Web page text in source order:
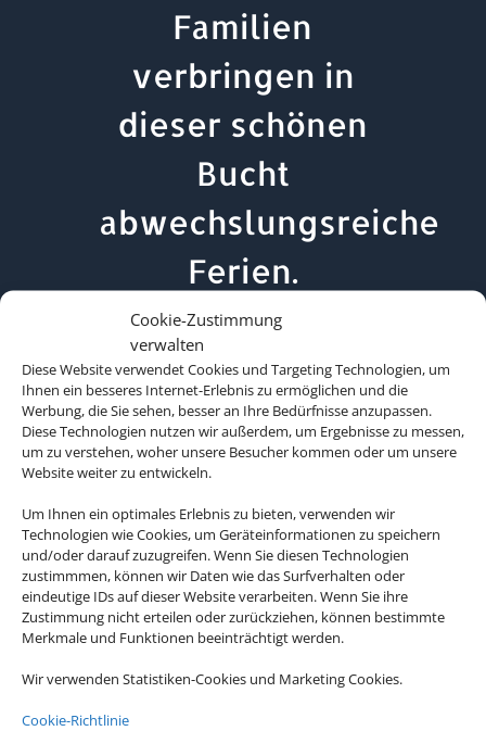
Cookie-Zustimmung
verwalten
Diese Website verwendet Cookies und Targeting Technologien, um
Ihnen ein besseres Internet-Erlebnis zu ermöglichen und die
Werbung, die Sie sehen, besser an Ihre Bedürfnisse anzupassen.
Diese Technologien nutzen wir außerdem, um Ergebnisse zu messen,
um zu verstehen, woher unsere Besucher kommen oder um unsere
Website weiter zu entwickeln.
Um Ihnen ein optimales Erlebnis zu bieten, verwenden wir
Technologien wie Cookies, um Geräteinformationen zu speichern
und/oder darauf zuzugreifen. Wenn Sie diesen Technologien
zustimmmen, können wir Daten wie das Surfverhalten oder
eindeutige IDs auf dieser Website verarbeiten. Wenn Sie ihre
Zustimmung nicht erteilen oder zurückziehen, können bestimmte
Merkmale und Funktionen beeinträchtigt werden.
Wir verwenden Statistiken-Cookies und Marketing Cookies.
Cookie-Richtlinie
Familien
verbringen in
dieser schönen
Bucht
abwechslungsreiche
Ferien.